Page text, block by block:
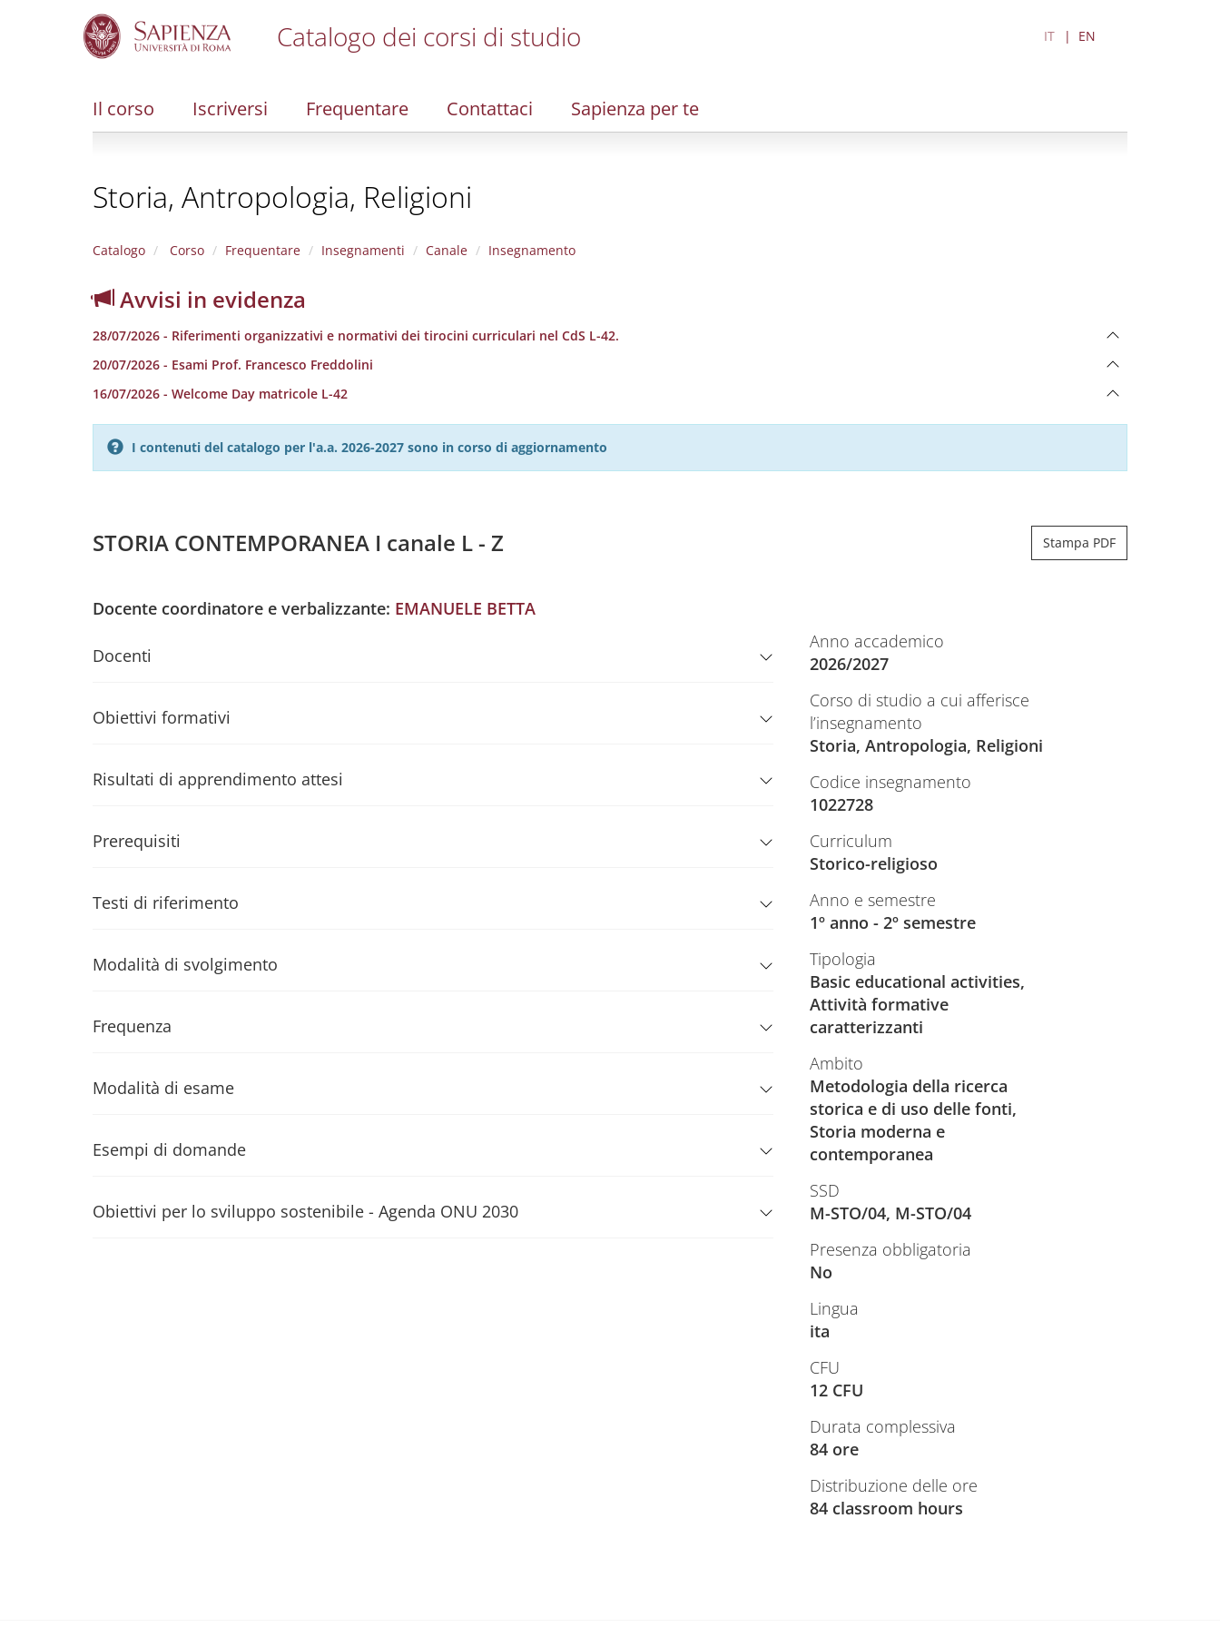
Catalogo dei corsi di studio IT EN
Il corso Iscriversi Frequentare Contattaci Sapienza per te
Storia, Antropologia, Religioni
Catalogo Corso Frequentare Insegnamenti Canale Insegnamento
Avvisi in evidenza
28/07/2026 - Riferimenti organizzativi e normativi dei tirocini curriculari nel CdS L-42.
20/07/2026 - Esami Prof. Francesco Freddolini
16/07/2026 - Welcome Day matricole L-42
I contenuti del catalogo per l'a.a. 2026-2027 sono in corso di aggiornamento
STORIA CONTEMPORANEA I canale L - Z Stampa PDF
Docente coordinatore e verbalizzante: EMANUELE BETTA
Docenti
Obiettivi formativi
Risultati di apprendimento attesi
Prerequisiti
Testi di riferimento
Modalità di svolgimento
Frequenza
Modalità di esame
Esempi di domande
Obiettivi per lo sviluppo sostenibile - Agenda ONU 2030
Anno accademico
2026/2027
Corso di studio a cui afferisce
l’insegnamento
Storia, Antropologia, Religioni
Codice insegnamento
1022728
Curriculum
Storico-religioso
Anno e semestre
1º anno - 2º semestre
Tipologia
Basic educational activities,
Attività formative
caratterizzanti
Ambito
Metodologia della ricerca
storica e di uso delle fonti,
Storia moderna e
contemporanea
SSD
M-STO/04, M-STO/04
Presenza obbligatoria
No
Lingua
ita
CFU
12 CFU
Durata complessiva
84 ore
Distribuzione delle ore
84 classroom hours